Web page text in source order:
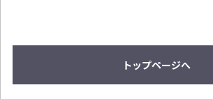
トップページへ